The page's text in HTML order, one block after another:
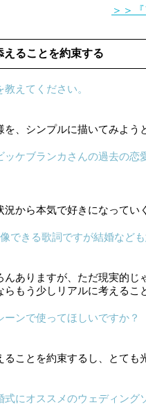
＞＞
えることを約束する
えてください。
を、シンプルに描いてみよう
ケブランカさんの過去の
から本気で好きになってい
できる歌詞ですが結婚など
ありますが、ただ現実的じ
もう少しリアルに考えるこ
ンで使ってほしいですか？
ことを約束するし、とて
にオススメのウェディング